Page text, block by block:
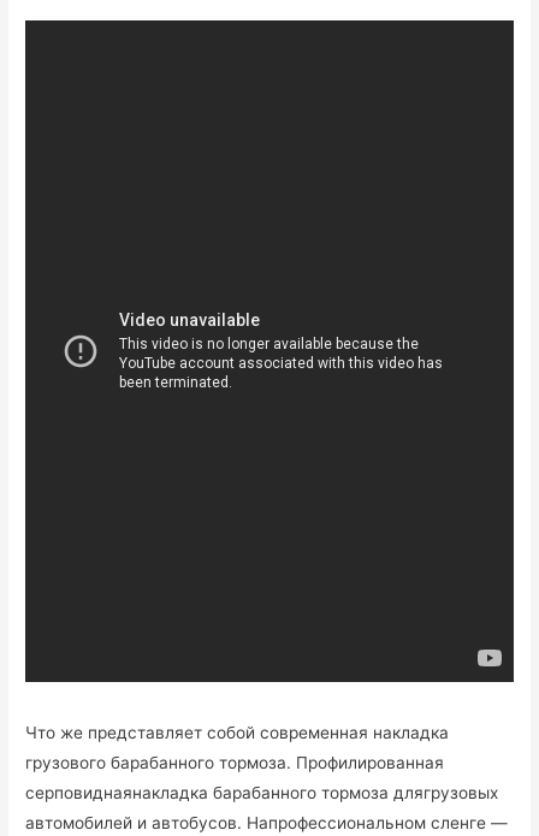
Что же представляет собой современная накладка
грузового барабанного тормоза. Профилированная
серповиднаянакладка барабанного тормоза длягрузовых
автомобилей и автобусов. Напрофессиональном сленге —